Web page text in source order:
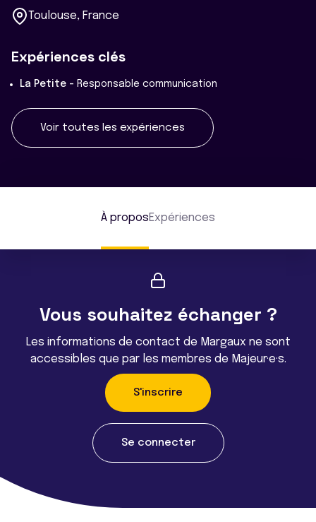
Toulouse, France
Expériences clés
La Petite - Responsable communication
Voir toutes les expériences
À proposExpériences
Vous souhaitez échanger ?
Les informations de contact de Margaux ne sont
accessibles que par les membres de Majeur·e·s.
S'inscrire
Se connecter